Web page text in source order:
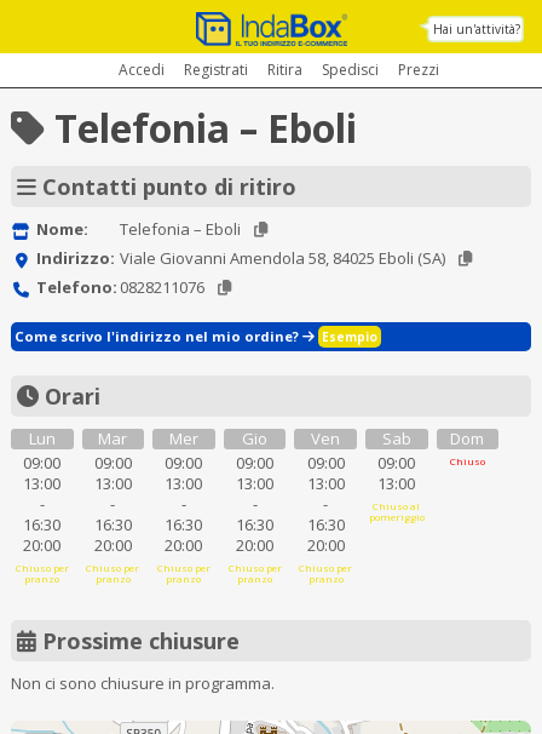
Hai un'attività?
Accedi Registrati Ritira Spedisci Prezzi
Telefonia – Eboli
Contatti punto di ritiro
Nome:
Telefonia – Eboli
Indirizzo: Viale Giovanni Amendola 58, 84025 Eboli (SA)
Telefono: 0828211076
Come scrivo l'indirizzo nel mio ordine? Esempio
Orari
Lun
09:00
13:00
-
16:30
20:00
Chiuso per
pranzo
Mar
09:00
13:00
-
16:30
20:00
Chiuso per
pranzo
Mer
09:00
13:00
-
16:30
20:00
Chiuso per
pranzo
Gio
09:00
13:00
-
16:30
20:00
Chiuso per
pranzo
Ven
09:00
13:00
-
16:30
20:00
Chiuso per
pranzo
Sab
09:00
13:00
Chiuso al
pomeriggio
Dom
Chiuso
Prossime chiusure
Non ci sono chiusure in programma.